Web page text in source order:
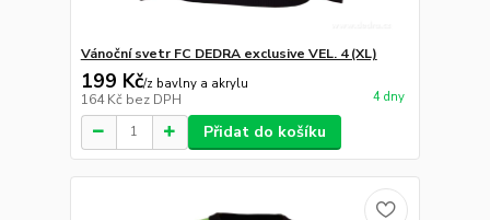
Vánoční svetr FC DEDRA exclusive VEL. 4 (XL)
199 Kč/z bavlny a akrylu
164 Kč bez DPH 4 dny
Přidat do košíku